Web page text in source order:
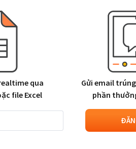
qua
file Excel
Gửi email
phần